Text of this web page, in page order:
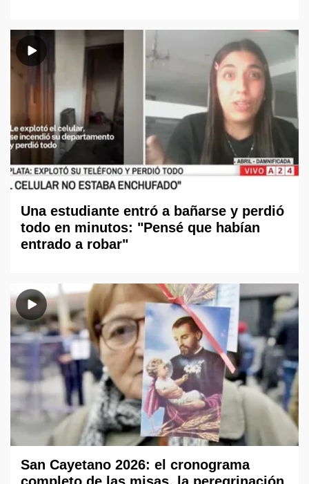
Una estudiante entró a bañarse y perdió
todo en minutos: "Pensé que habían
entrado a robar"
San Cayetano 2026: el cronograma